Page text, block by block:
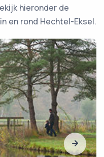
hieronder de
en rond Hechtel-Eksel.